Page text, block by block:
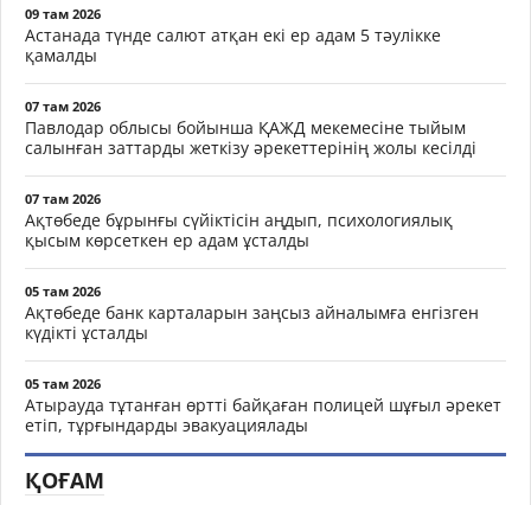
09 там 2026
Астанада түнде салют атқан екі ер адам 5 тәулікке
қамалды
07 там 2026
Павлодар облысы бойынша ҚАЖД мекемесіне тыйым
салынған заттарды жеткізу әрекеттерінің жолы кесілді
07 там 2026
Ақтөбеде бұрынғы сүйіктісін аңдып, психологиялық
қысым көрсеткен ер адам ұсталды
05 там 2026
Ақтөбеде банк карталарын заңсыз айналымға енгізген
күдікті ұсталды
05 там 2026
Атырауда тұтанған өртті байқаған полицей шұғыл әрекет
етіп, тұрғындарды эвакуациялады
ҚОҒАМ